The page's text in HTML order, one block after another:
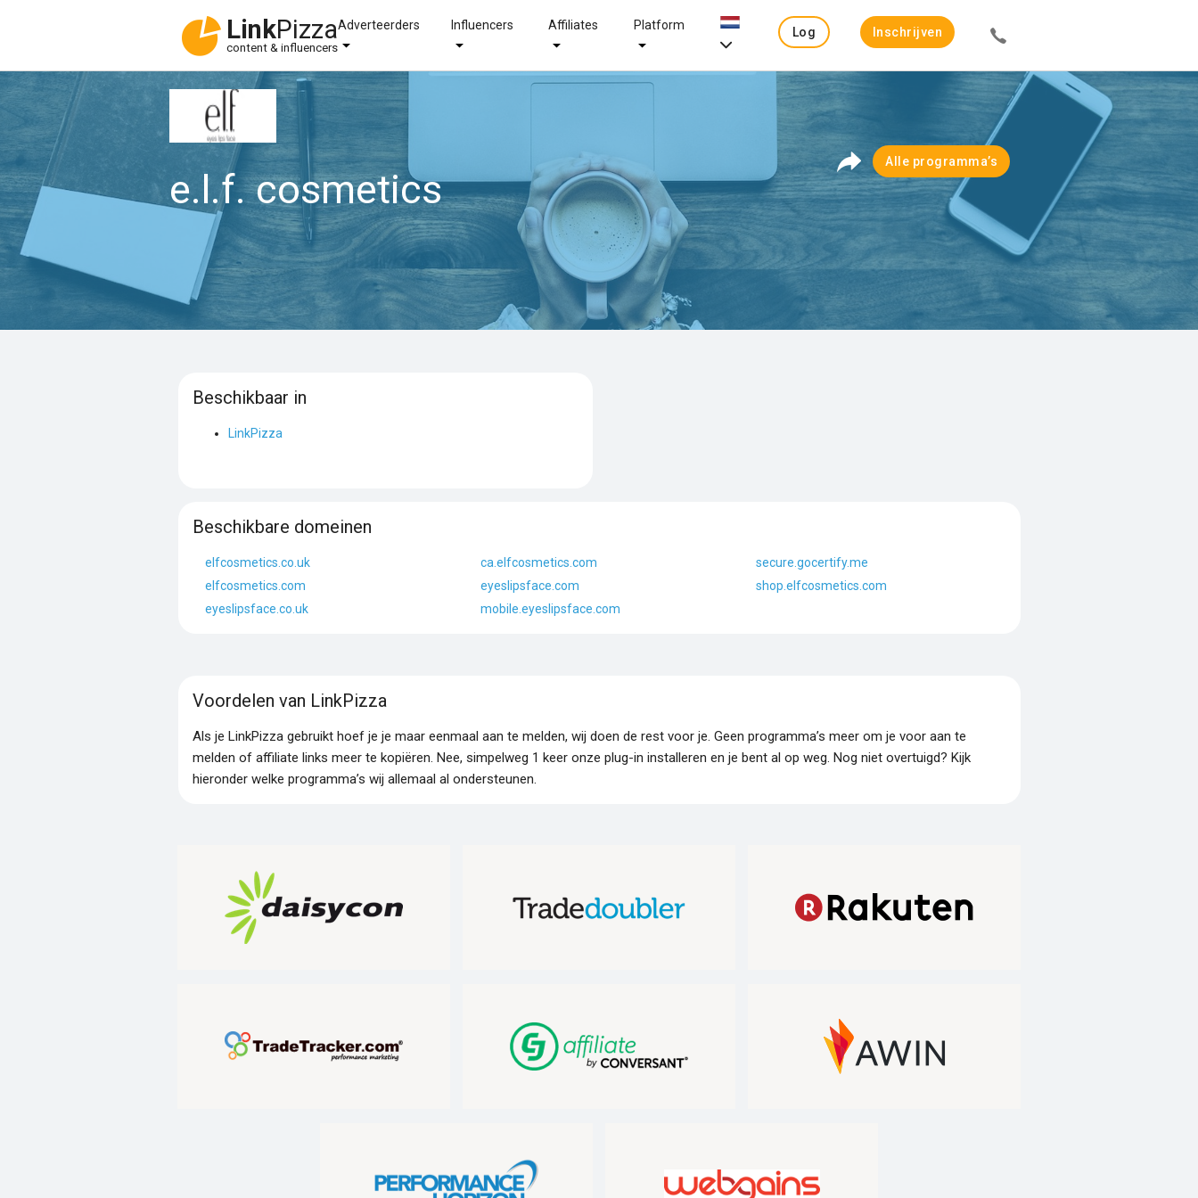
LinkPizza
content & influencers
Adverteerders Influencers Affiliates Platform
Log
Inschrijven
e.l.f. cosmetics
Alle programma’s
Beschikbaar in
LinkPizza
Beschikbare domeinen
elfcosmetics.co.uk
elfcosmetics.com
eyeslipsface.co.uk
ca.elfcosmetics.com
eyeslipsface.com
mobile.eyeslipsface.com
secure.gocertify.me
shop.elfcosmetics.com
Voordelen van LinkPizza
Als je LinkPizza gebruikt hoef je je maar eenmaal aan te melden, wij doen de rest voor je. Geen programma’s meer om je voor aan te
melden of affiliate links meer te kopiëren. Nee, simpelweg 1 keer onze plug-in installeren en je bent al op weg. Nog niet overtuigd? Kijk
hieronder welke programma’s wij allemaal al ondersteunen.